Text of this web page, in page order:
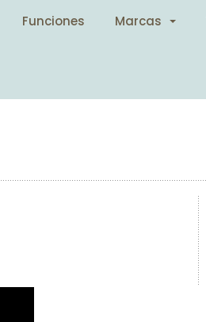
Funciones Marcas